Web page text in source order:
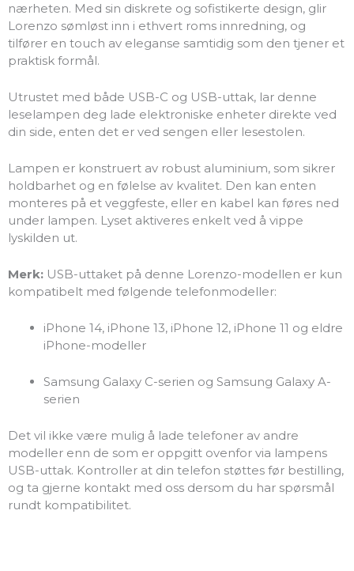
nærheten. Med sin diskrete og sofistikerte design, glir
Lorenzo sømløst inn i ethvert roms innredning, og
tilfører en touch av eleganse samtidig som den tjener et
praktisk formål.
Utrustet med både USB-C og USB-uttak, lar denne
leselampen deg lade elektroniske enheter direkte ved
din side, enten det er ved sengen eller lesestolen.
Lampen er konstruert av robust aluminium, som sikrer
holdbarhet og en følelse av kvalitet. Den kan enten
monteres på et veggfeste, eller en kabel kan føres ned
under lampen. Lyset aktiveres enkelt ved å vippe
lyskilden ut.
Merk: USB-uttaket på denne Lorenzo-modellen er kun
kompatibelt med følgende telefonmodeller:
iPhone 14, iPhone 13, iPhone 12, iPhone 11 og eldre
iPhone-modeller
Samsung Galaxy C-serien og Samsung Galaxy A-
serien
Det vil ikke være mulig å lade telefoner av andre
modeller enn de som er oppgitt ovenfor via lampens
USB-uttak. Kontroller at din telefon støttes før bestilling,
og ta gjerne kontakt med oss dersom du har spørsmål
rundt kompatibilitet.